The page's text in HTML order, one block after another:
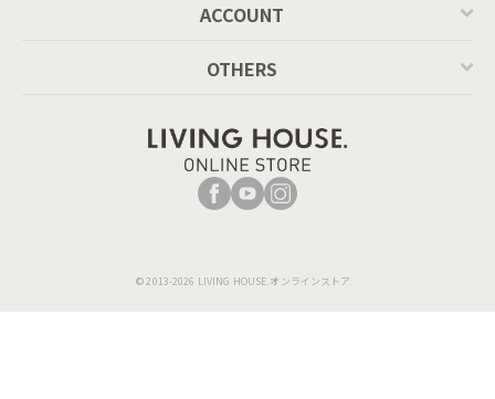
ACCOUNT
OTHERS
© 2013-2026 LIVING HOUSE.オンラインストア.